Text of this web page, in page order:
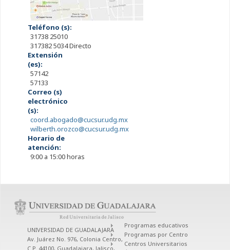
Teléfono (s):
31738 25010
317382 5034 Directo
Extensión
(es):
57142
57133
Correo (s)
electrónico
(s):
coord.abogado@cucsur.udg.mx
wilberth.orozco@cucsur.udg.mx
Horario de
atención:
9:00 a 15:00 horas
UNIVERSIDAD DE GUADALAJARA
Av. Juárez No. 976, Colonia Centro,
C.P. 44100, Guadalajara, Jalisco,
Programas educativos
Programas por Centro
Centros Universitarios